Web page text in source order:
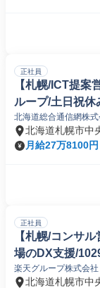
正社員
【札幌/ICT提案
ループ/土日祝休
北海道総合通信網株式
北海道札幌市中
月給27万8100
正社員
【札幌/コンサ
場のDX支援/
楽天グループ株式会社
北海道札幌市中